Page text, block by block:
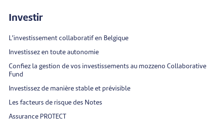
Investir
L’investissement collaboratif en Belgique
Investissez en toute autonomie
Confiez la gestion de vos investissements au mozzeno Collaborative
Fund
Investissez de manière stable et prévisible
Les facteurs de risque des Notes
Assurance PROTECT